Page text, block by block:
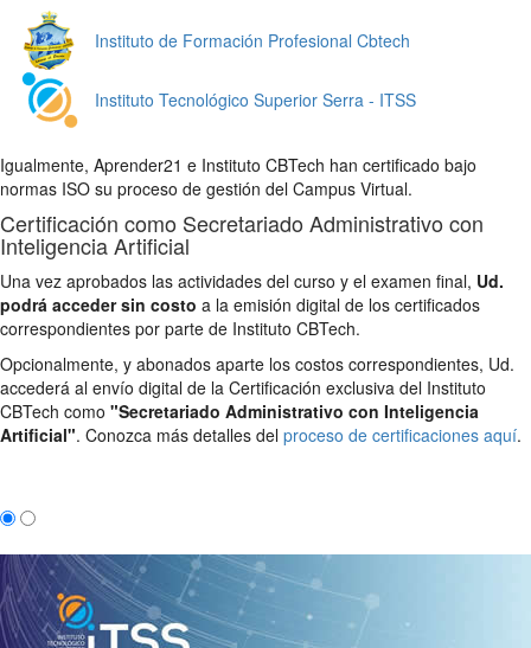
Instituto de Formación Profesional Cbtech
Instituto Tecnológico Superior Serra - ITSS
Igualmente, Aprender21 e Instituto CBTech han certificado bajo
normas ISO su proceso de gestión del Campus Virtual.
Certificación como Secretariado Administrativo con
Inteligencia Artificial
Una vez aprobados las actividades del curso y el examen final, Ud.
podrá acceder sin costo a la emisión digital de los certificados
correspondientes por parte de Instituto CBTech.
Opcionalmente, y abonados aparte los costos correspondientes, Ud.
accederá al envío digital de la Certificación exclusiva del Instituto
CBTech como "Secretariado Administrativo con Inteligencia
Artificial". Conozca más detalles del proceso de certificaciones aquí.